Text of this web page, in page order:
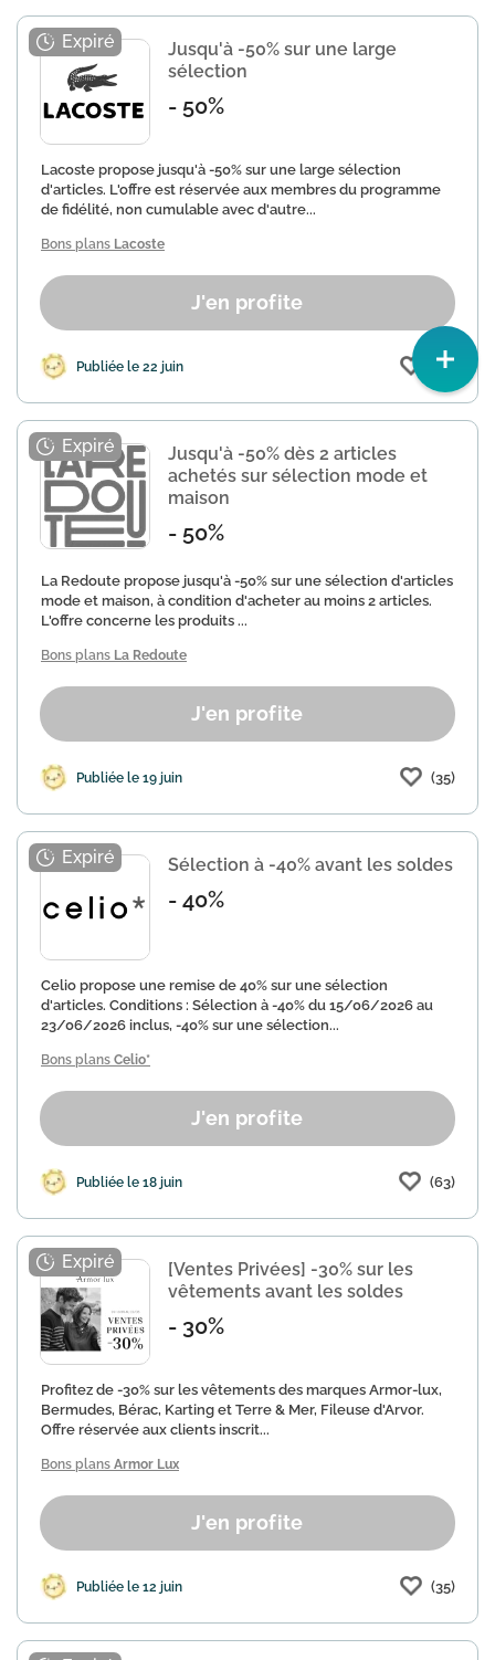
Jusqu'à -50% sur une large
sélection
- 50%
Lacoste propose jusqu'à -50% sur une large sélection
d'articles. L'offre est réservée aux membres du programme
de fidélité, non cumulable avec d'autre...
Bons plans Lacoste
J'en profite
Publiée le 22 juin (35)
Jusqu'à -50% dès 2 articles
achetés sur sélection mode et
maison
- 50%
La Redoute propose jusqu'à -50% sur une sélection d'articles
mode et maison, à condition d'acheter au moins 2 articles.
L'offre concerne les produits ...
Bons plans La Redoute
J'en profite
Publiée le 19 juin (35)
Sélection à -40% avant les soldes
- 40%
Celio propose une remise de 40% sur une sélection
d'articles. Conditions : Sélection à -40% du 15/06/2026 au
23/06/2026 inclus, -40% sur une sélection...
Bons plans Celio*
J'en profite
Publiée le 18 juin (63)
[Ventes Privées] -30% sur les
vêtements avant les soldes
- 30%
Profitez de -30% sur les vêtements des marques Armor-lux,
Bermudes, Bérac, Karting et Terre & Mer, Fileuse d'Arvor.
Offre réservée aux clients inscrit...
Bons plans Armor Lux
J'en profite
Publiée le 12 juin (35)